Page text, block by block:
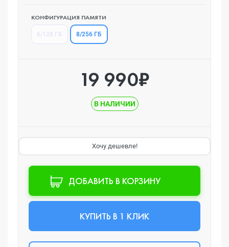
КОНФИГУРАЦИЯ ПАМЯТИ
8/256 ГБ
19 990₽
В НАЛИЧИИ
Хочу дешевле!
ДОБАВИТЬ В КОРЗИНУ
КУПИТЬ В 1 КЛИК